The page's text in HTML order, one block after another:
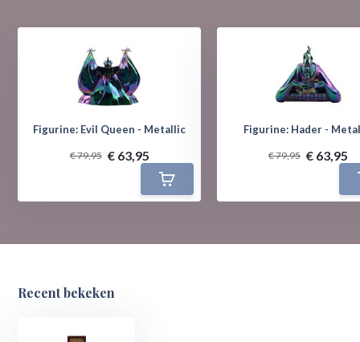
Figurine: Evil Queen - Metallic
€ 79,95 € 63,95
Figurine: Hader -
€ 79,95 € 63,95
Recent bekeken